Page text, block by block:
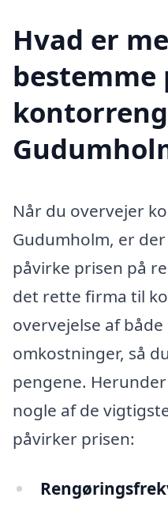
Hvad er
bestemme
Når du overvejer
Gudumholm, er
påvirke prisen på
det rette firma til
overvejelse af
omkostninger, så
pengene.
nogle af de
påvirker prisen: